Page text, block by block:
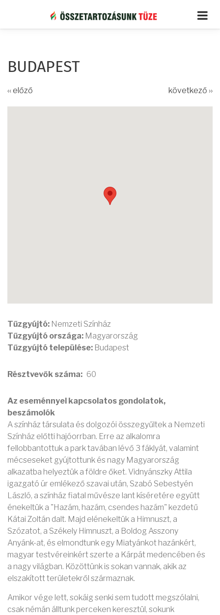
tartalomra
BUDAPEST
‹‹ előző következő ››
Tűzgyújtó: Nemzeti Színház
Tűzgyújtó országa: Magyarország
Tűzgyújtó települése: Budapest
Résztvevők száma 60
Az eseménnyel kapcsolatos gondolatok,
beszámolók
A színház társulata és dolgozói összegyűltek a Nemzeti
Színház előtti hajóorrban. Erre az alkalomra
fellobbantottuk a park tavában lévő 3 fáklyát, valamint
mécseseket gyújtottunk és nagy Magyarország
alkazatba helyeztük a földre őket. Vidnyánszky Attila
igazgató úr emlékező szavai után, Szabó Sebestyén
László, a színház fiatal művésze lant kíséretére együtt
énekeltük a "Hazám, hazám, csendes hazám" kezdetű
Kátai Zoltán dalt. Majd elénekeltük a Himnuszt, a
Szózatot, a Székely Himnuszt, a Boldog Asszony
Anyánk-at, és elmondtunk egy Miatyánkot hazánkért,
magyar testvéreinkért szerte a Kárpát medencében és
a nagy világban. Közöttünk is sokan vannak, akik az
elszakított területekről származnak.
Amikor vége lett, sokáig senki sem tudott megszólalni,
csak némán álltunk perceken keresztül, sokunk